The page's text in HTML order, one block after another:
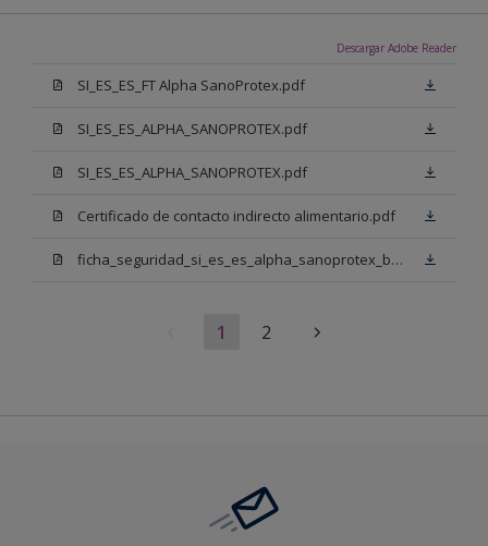
Descargar Adobe Reader
SI_ES_ES_FT Alpha SanoProtex.pdf
SI_ES_ES_ALPHA_SANOPROTEX.pdf
SI_ES_ES_ALPHA_SANOPROTEX.pdf
Certificado de contacto indirecto alimentario.pdf
ficha_seguridad_si_es_es_alpha_sanoprotex_base_n00.pdf
1 2